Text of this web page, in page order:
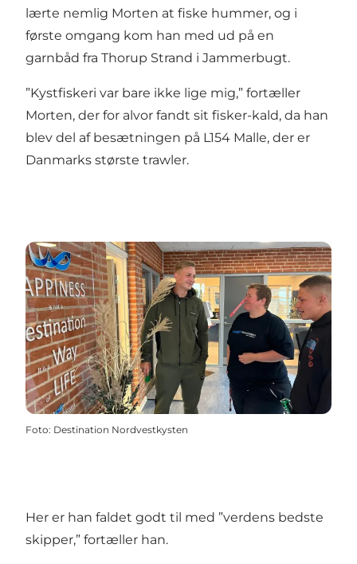
lærte nemlig Morten at fiske hummer, og i
første omgang kom han med ud på en
garnbåd fra Thorup Strand i Jammerbugt.
”Kystfiskeri var bare ikke lige mig,” fortæller
Morten, der for alvor fandt sit fisker-kald, da han
blev del af besætningen på L154 Malle, der er
Danmarks største trawler.
Foto: Destination Nordvestkysten
Her er han faldet godt til med ”verdens bedste
skipper,” fortæller han.